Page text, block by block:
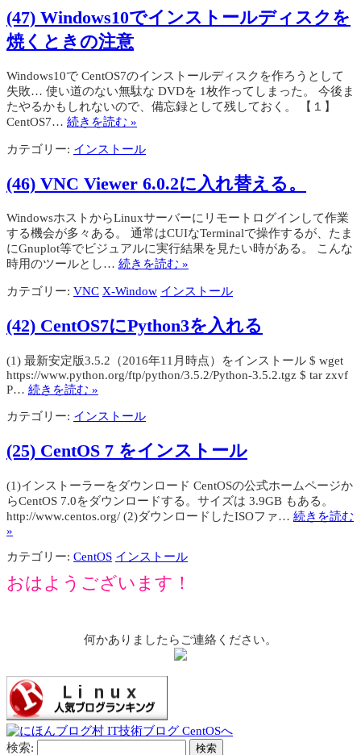
(47) Windows10でインストールディスクを
焼くときの注意
Windows10で CentOS7のインストールディスクを作ろうとして
失敗… 使い道のない無駄な DVDを 1枚作ってしまった。 今後ま
たやるかもしれないので、備忘録として残しておく。 【１】
CentOS7… 続きを読む »
カテゴリー: インストール
(46) VNC Viewer 6.0.2に入れ替える。
WindowsホストからLinuxサーバーにリモートログインして作業
する機会が多々ある。 通常はCUIなTerminalで操作するが、たま
にGnuplot等でビジュアルに実行結果を見たい時がある。 こんな
時用のツールとし… 続きを読む »
カテゴリー: VNC X-Window インストール
(42) CentOS7にPython3を入れる
(1) 最新安定版3.5.2（2016年11月時点）をインストール $ wget
https://www.python.org/ftp/python/3.5.2/Python-3.5.2.tgz $ tar zxvf
P… 続きを読む »
カテゴリー: インストール
(25) CentOS 7 をインストール
(1)インストーラーをダウンロード CentOSの公式ホームページか
らCentOS 7.0をダウンロードする。サイズは 3.9GB もある。
http://www.centos.org/ (2)ダウンロードしたISOファ… 続きを読む
»
カテゴリー: CentOS インストール
おはようございます！
何かありましたらご連絡ください。
検索: